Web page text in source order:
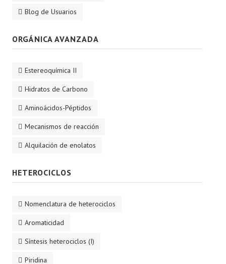
Blog de Usuarios
ORGÁNICA AVANZADA
Estereoquímica II
Hidratos de Carbono
Aminoácidos-Péptidos
Mecanismos de reacción
Alquilación de enolatos
HETEROCICLOS
Nomenclatura de heterociclos
Aromaticidad
Síntesis heterociclos (I)
Piridina